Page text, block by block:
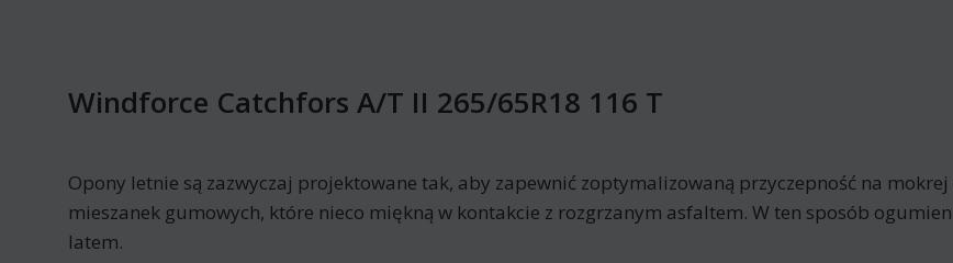
Windforce Catchfors A/T II 265/65R18 116 T
Opony letnie są zazwyczaj projektowane tak, aby zapewnić zoptymalizowaną przyczepność na
mieszanek gumowych, które nieco miękną w kontakcie z rozgrzanym asfaltem. W ten sposób
latem.